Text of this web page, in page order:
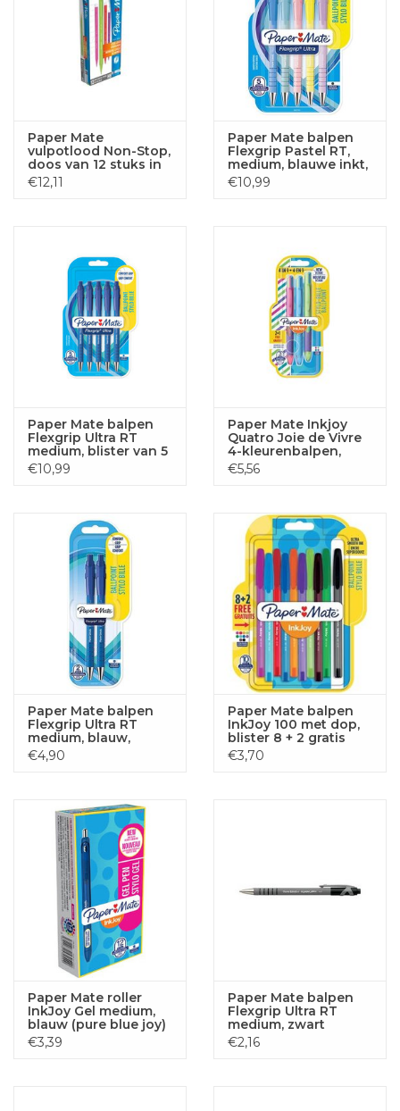
Paper Mate
vulpotlood Non-Stop,
doos van 12 stuks in
geassorteerde
kleuren
€12,11
Paper Mate balpen
Flexgrip Pastel RT,
medium, blauwe inkt,
blister van 5 stuks,
assorti
€10,99
Paper Mate balpen
Flexgrip Ultra RT
medium, blister van 5
stuks, blauw
€10,99
Paper Mate Inkjoy
Quatro Joie de Vivre
4-kleurenbalpen,
medium, klassieke
inktkleuren, blister 2
€5,56
Paper Mate balpen
Flexgrip Ultra RT
medium, blauw,
blister van 2 stuks
€4,90
Paper Mate balpen
InkJoy 100 met dop,
blister 8 + 2 gratis
€3,70
Paper Mate roller
InkJoy Gel medium,
blauw (pure blue joy)
€3,39
Paper Mate balpen
Flexgrip Ultra RT
medium, zwart
€2,16